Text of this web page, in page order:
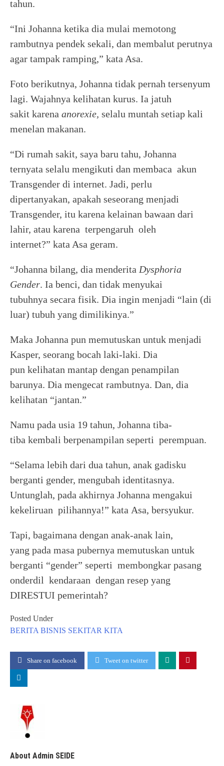
tahun.
“Ini Johanna ketika dia mulai memotong
rambutnya pendek sekali, dan membalut perutnya
agar tampak ramping,” kata Asa.
Foto berikutnya, Johanna tidak pernah tersenyum
lagi. Wajahnya kelihatan kurus. Ia jatuh
sakit karena anorexie, selalu muntah setiap kali
menelan makanan.
“Di rumah sakit, saya baru tahu, Johanna
ternyata selalu mengikuti dan membaca akun
Transgender di internet. Jadi, perlu
dipertanyakan, apakah seseorang menjadi
Transgender, itu karena kelainan bawaan dari
lahir, atau karena terpengaruh oleh
internet?” kata Asa geram.
“Johanna bilang, dia menderita Dysphoria
Gender. Ia benci, dan tidak menyukai
tubuhnya secara fisik. Dia ingin menjadi “lain (di
luar) tubuh yang dimilikinya.”
Maka Johanna pun memutuskan untuk menjadi
Kasper, seorang bocah laki-laki. Dia
pun kelihatan mantap dengan penampilan
barunya. Dia mengecat rambutnya. Dan, dia
kelihatan “jantan.”
Namu pada usia 19 tahun, Johanna tiba-
tiba kembali berpenampilan seperti perempuan.
“Selama lebih dari dua tahun, anak gadisku
berganti gender, mengubah identitasnya.
Untunglah, pada akhirnya Johanna mengakui
kekeliruan pilihannya!” kata Asa, bersyukur.
Tapi, bagaimana dengan anak-anak lain,
yang pada masa pubernya memutuskan untuk
berganti “gender” seperti membongkar pasang
onderdil kendaraan dengan resep yang
DIRESTUI pemerintah?
Posted Under
BERITA BISNIS SEKITAR KITA
Share on facebook Tweet on twitter
About Admin SEIDE